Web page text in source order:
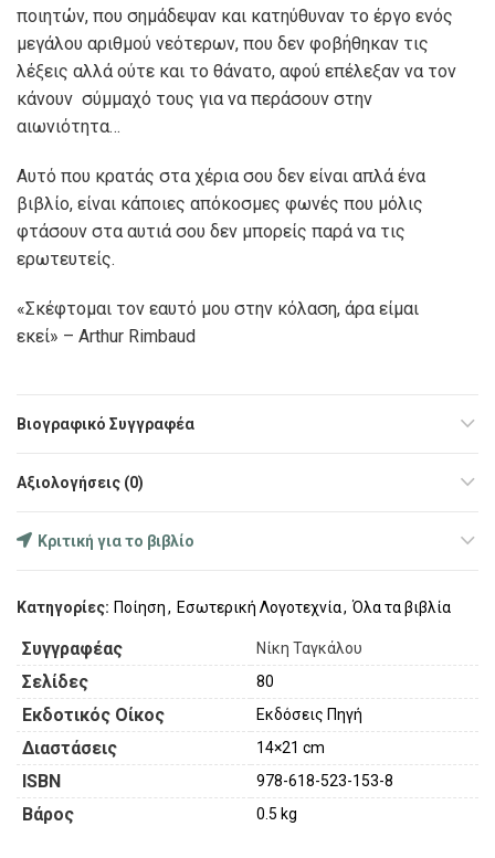
ποιητών, που σημάδεψαν και κατηύθυναν το έργο ενός
μεγάλου αριθμού νεότερων, που δεν φοβήθηκαν τις
λέξεις αλλά ούτε και το θάνατο, αφού επέλεξαν να τον
κάνουν σύμμαχό τους για να περάσουν στην
αιωνιότητα…
Αυτό που κρατάς στα χέρια σου δεν είναι απλά ένα
βιβλίο, είναι κάποιες απόκοσμες φωνές που μόλις
φτάσουν στα αυτιά σου δεν μπορείς παρά να τις
ερωτευτείς.
«Σκέφτομαι τον εαυτό μου στην κόλαση, άρα είμαι
εκεί» – Arthur Rimbaud
Βιογραφικό Συγγραφέα
Αξιολογήσεις (0)
Κριτική για το βιβλίο
Κατηγορίες: Ποίηση, Εσωτερική Λογοτεχνία, Όλα τα βιβλία
Συγγραφέας Νίκη Ταγκάλου
Σελίδες 80
Εκδοτικός Οίκος Εκδόσεις Πηγή
Διαστάσεις 14×21 cm
ISBN 978-618-523-153-8
Βάρος 0.5 kg